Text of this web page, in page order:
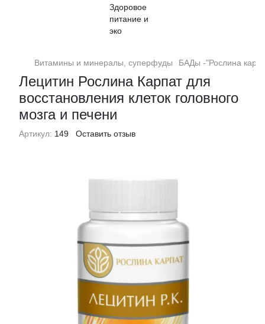
Витамины и минералы, суперфуды БАДы -"Рослина
Лецитин Рослина Карпат для
восстановления клеток головного
мозга и печени
Артикул: 149 Оставить отзыв